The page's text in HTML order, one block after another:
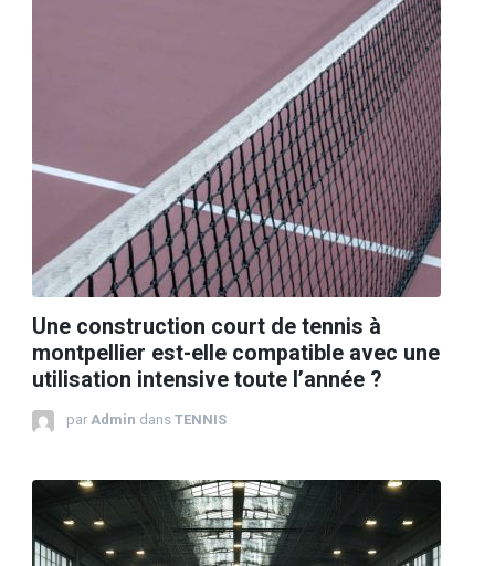
Une construction court de tennis à
montpellier est-elle compatible avec une
utilisation intensive toute l’année ?
par Admin dans TENNIS